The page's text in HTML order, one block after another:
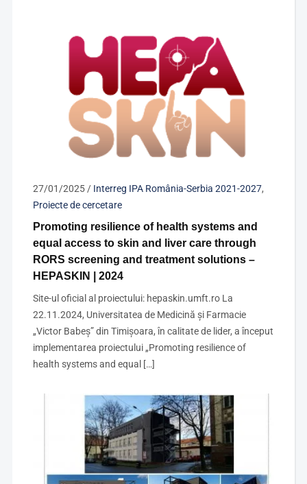
27/01/2025/ Interreg IPA România-Serbia 2021-2027,
Proiecte de cercetare
Promoting resilience of health systems and
equal access to skin and liver care through
RORS screening and treatment solutions –
HEPASKIN | 2024
Site-ul oficial al proiectului: hepaskin.umft.ro La
22.11.2024, Universitatea de Medicină și Farmacie
„Victor Babeș” din Timișoara, în calitate de lider, a început
implementarea proiectului „Promoting resilience of
health systems and equal […]